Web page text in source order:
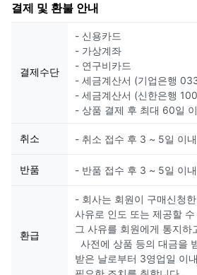
결제 및 환불 안내
결제수단
- 신용카드
- 가상계좌
- 연구비카드
- 세금계산서 (기업은행
- 세금계산서 (신한은행
- 상품 결제 후 최대 60일
취소 - 취소 접수 후 3 ~ 5일 이
반품 - 반품 접수 후 3 ~ 5일 이
환급
- 회사는 회원이 구매신청
사유로 인도 또는 제공할
그 사유를 회원에게 통지하
사전에 상품 등의 대금을
받은 날로부터 3영업일 이